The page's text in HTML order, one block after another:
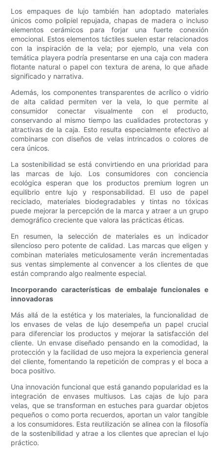
Los empaques de lujo también han adoptado materiales
únicos como polipiel repujada, chapas de madera o incluso
elementos cerámicos para forjar una fuerte conexión
emocional. Estos elementos táctiles suelen estar relacionados
con la inspiración de la vela; por ejemplo, una vela con
temática playera podría presentarse en una caja con madera
flotante natural o papel con textura de arena, lo que añade
significado y narrativa.
Además, los componentes transparentes de acrílico o vidrio
de alta calidad permiten ver la vela, lo que permite al
consumidor conectar visualmente con el producto,
conservando al mismo tiempo las cualidades protectoras y
atractivas de la caja. Esto resulta especialmente efectivo al
combinarse con diseños de velas intrincados o colores de
cera únicos.
La sostenibilidad se está convirtiendo en una prioridad para
las marcas de lujo. Los consumidores con conciencia
ecológica esperan que los productos premium logren un
equilibrio entre lujo y responsabilidad. El uso de papel
reciclado, materiales biodegradables y tintas no tóxicas
puede mejorar la percepción de la marca y atraer a un grupo
demográfico creciente que valora las prácticas éticas.
En resumen, la selección de materiales es un indicador
silencioso pero potente de calidad. Las marcas que eligen y
combinan materiales meticulosamente verán incrementadas
sus ventas simplemente al convencer a los clientes de que
están comprando algo realmente especial.
Incorporando características de embalaje funcionales e
innovadoras
Más allá de la estética y los materiales, la funcionalidad de
los envases de velas de lujo desempeña un papel crucial
para diferenciar los productos y mejorar la satisfacción del
cliente. Un envase diseñado pensando en la comodidad, la
protección y la facilidad de uso mejora la experiencia general
del cliente, fomentando la repetición de compras y el boca a
boca positivo.
Una innovación funcional que está ganando popularidad es la
integración de envases multiusos. Las cajas de lujo para
velas, que se transforman en estuches para guardar objetos
pequeños o como porta recuerdos, aportan un valor tangible
a los consumidores. Esta reutilización se alinea con la filosofía
de la sostenibilidad y atrae a los clientes que aprecian el lujo
práctico.